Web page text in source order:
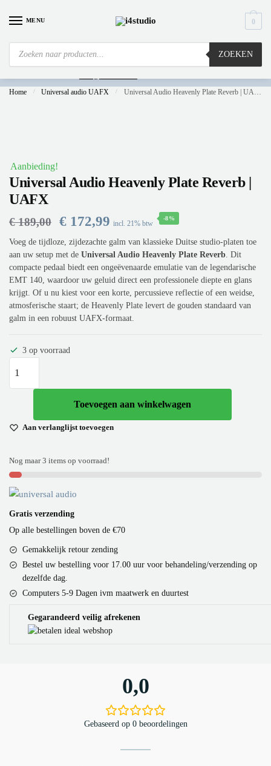
MENU
ZOEKEN
0
Home / Universal audio UAFX / Universal Audio Heavenly Plate Reverb | UAFX
Aanbieding!
Universal Audio Heavenly Plate Reverb |
UAFX
€189,00 € 172,99 incl. 21% btw
-8%
Voeg de tijdloze, zijdezachte galm van klassieke Duitse studio-platen toe
aan uw setup met de Universal Audio Heavenly Plate Reverb. Dit
compacte pedaal biedt een ongeëvenaarde emulatie van de legendarische
EMT 140, waardoor uw geluid direct een professionele diepte en glans
krijgt. Of u nu kiest voor een korte, percussieve reflectie of een weidse,
atmosferische staart; de Heavenly Plate levert de gouden standaard van
galm in een robuust UAFX-formaat.
3 op voorraad
Toevoegen aan winkelwagen
Aan verlanglijst toevoegen
Nog maar 3 items op voorraad!
Gratis verzending
Op alle bestellingen boven de €70
Gemakkelijk retour zending
Bestel uw bestelling voor 17.00 uur voor behandeling/verzending op
dezelfde dag.
Computers 5-9 Dagen ivm maatwerk en duurtest
Gegarandeerd veilig afrekenen
0,0
Gebaseerd op 0 beoordelingen